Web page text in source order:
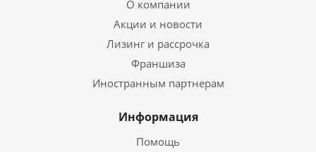
О компании
Акции и новости
Лизинг и рассрочка
Франшиза
Иностранным партнерам
Информация
Помощь